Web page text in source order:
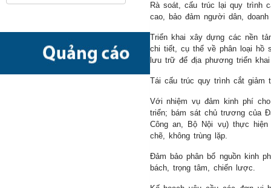
chuyển đổi số năm 2026
5511/BKHCN-CĐSQG -
Rà soát, cấu trúc lại quy trình
cao, bảo đảm người dân,
Triển khai xây dựng các nền
chi tiết, cụ thể về phân loại hồ
lưu trữ để địa phương triển
Tái cấu trúc quy trình cắt giảm
Với nhiệm vụ đảm kinh phí
triển; bám sát chủ trương của
Công an, Bộ Nội vụ) thực
chẽ, không trùng lặp.
Đảm bảo phân bổ nguồn kinh
bách, trọng tâm, chiến lược.